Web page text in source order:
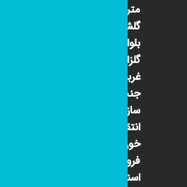
متری
گلشهر
بلوار
گلزار
غربی
جنب
سازمان
انتقال
خون
فروشگاه
اسنوا